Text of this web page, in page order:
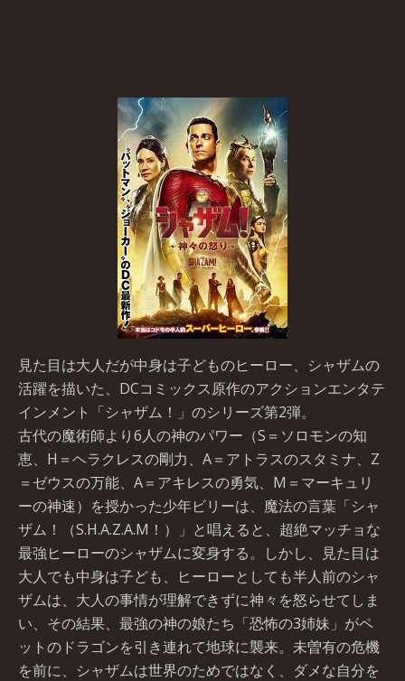
見た目は大人だが中身は子どものヒーロー、シャザムの
活躍を描いた、DCコミックス原作のアクションエンタテ
インメント「シャザム！」のシリーズ第2弾。
古代の魔術師より6人の神のパワー（S＝ソロモンの知
恵、H＝ヘラクレスの剛力、A＝アトラスのスタミナ、Z
＝ゼウスの万能、A＝アキレスの勇気、M＝マーキュリ
ーの神速）を授かった少年ビリーは、魔法の言葉「シャ
ザム！（S.H.A.Z.A.M！）」と唱えると、超絶マッチョな
最強ヒーローのシャザムに変身する。しかし、見た目は
大人でも中身は子ども、ヒーローとしても半人前のシャ
ザムは、大人の事情が理解できずに神々を怒らせてしま
い、その結果、最強の神の娘たち「恐怖の3姉妹」がペ
ットのドラゴンを引き連れて地球に襲来。未曽有の危機
を前に、シャザムは世界のためではなく、ダメな自分を